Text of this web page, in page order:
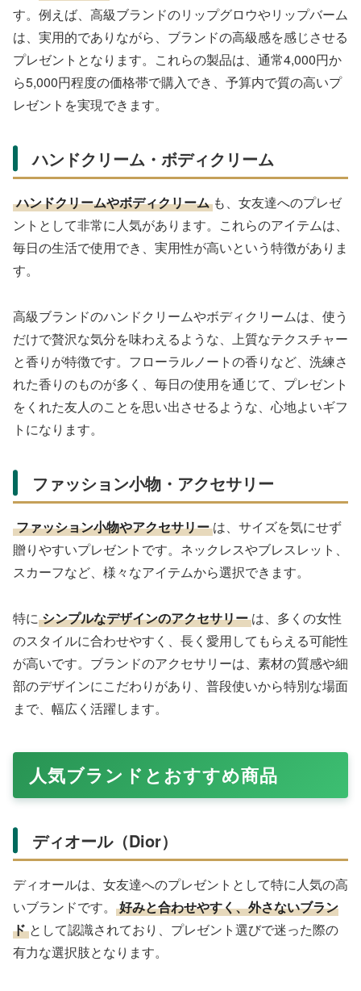
す。例えば、高級ブランドのリップグロウやリップバーム
は、実用的でありながら、ブランドの高級感を感じさせる
プレゼントとなります。これらの製品は、通常4,000円か
ら5,000円程度の価格帯で購入でき、予算内で質の高いプ
レゼントを実現できます。
ハンドクリーム・ボディクリーム
ハンドクリームやボディクリーム も、女友達へのプレゼ
ントとして非常に人気があります。これらのアイテムは、
毎日の生活で使用でき、実用性が高いという特徴がありま
す。
高級ブランドのハンドクリームやボディクリームは、使う
だけで贅沢な気分を味わえるような、上質なテクスチャー
と香りが特徴です。フローラルノートの香りなど、洗練さ
れた香りのものが多く、毎日の使用を通じて、プレゼント
をくれた友人のことを思い出させるような、心地よいギフ
トになります。
ファッション小物・アクセサリー
ファッション小物やアクセサリー は、サイズを気にせず
贈りやすいプレゼントです。ネックレスやブレスレット、
スカーフなど、様々なアイテムから選択できます。
特に シンプルなデザインのアクセサリー は、多くの女性
のスタイルに合わせやすく、長く愛用してもらえる可能性
が高いです。ブランドのアクセサリーは、素材の質感や細
部のデザインにこだわりがあり、普段使いから特別な場面
まで、幅広く活躍します。
人気ブランドとおすすめ商品
ディオール（Dior）
ディオールは、女友達へのプレゼントとして特に人気の高
いブランドです。
好みと合わせやすく、外さないブラン
ド として認識されており、プレゼント選びで迷った際の
有力な選択肢となります。